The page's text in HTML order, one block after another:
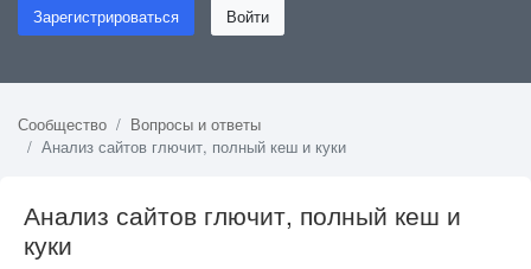
Зарегистрироваться Войти
Сообщество
Вопросы и ответы
Анализ сайтов глючит, полный кеш и куки
Анализ сайтов глючит, полный кеш и
куки